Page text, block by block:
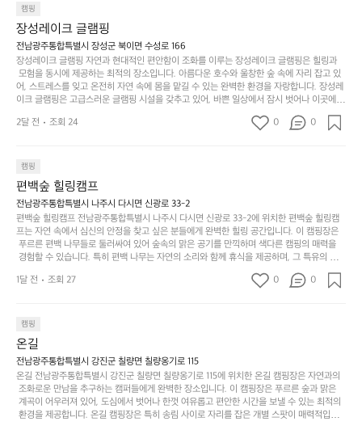
을
가
려
보
세
요.
튼
을
조
용
히
o
l
a
는
크
기,
무
게,
이
의
아
주
미
가
존
재
합
웃
도
어
의
경
럽
게
이
어
주
E
M
O
U
이
라
고
해
야
하
리
를
잡
았
는
하
고
경
치
으며 깊은 숙면을 취할 수 있는 기회를 제공합니다.  이곳은 자연과의 완벽한 조화를 이루며,
다채로운 야외 활동을 제공합니다. 특히 어린이들은 안전하게 놀 수 있는 놀이시설이 마련
되어 있어 부모님들과 함께 즐거운 시간을 보낼 수 있습니다. 주변의 다양한 관광지와 먹거
리를 탐험하는 재미도 포레스트 창평의 매력 중 하나입니다.  또한, 캠핑장을 방문한 후 지속
적으로 재방문하는 이들이 많아 인기가 날로 상승하고 있습니다. 포레스트 창평은 단순한 캠
핑 그 이상을 제공하며, 자연을 사랑하는 모든 이들에게 꼭 한번 경험해봐야 할 장소로 자리
잡았습니다.  인기 정도: ★★★★★
캠핑
장성레이크 글램핑
전남광주통합특별시 장성군 북이면 수성로 166
장성레이크 글램핑 자연과 현대적인 편안함이 조화를 이루는 장성레이크 글램핑은 힐링과
모험을 동시에 제공하는 최적의 장소입니다. 아름다운 호수와 울창한 숲 속에 자리 잡고 있
어, 스트레스를 잊고 온전히 자연 속에 몸을 맡길 수 있는 완벽한 환경을 자랑합니다. 장성레
이크 글램핑은 고급스러운 글램핑 시설을 갖추고 있어, 바쁜 일상에서 잠시 벗어나 이곳에
오면 사치스러운 휴식이 가능해집니다. 독립된 텐트에서 제공되는 특별한 불멍 공간은 소중
한 사람과 함께 따뜻한 이야기를 나눌 수 있는 소중한 시간을 만들어 줍니다. 또한, 주변의 자
을 창출하는 시간이 될 것입니다. 특히 식사를 좋아하는 분들에게는 매주 특별한 바비큐 파
티와 지역에서 나는 신선한 재료로 만든 다양한 요리를 제공하여 미각을 만족시켜 줍니다.
장성레이크 글램핑은 그 아름다운 경관과 최고 품질의 시설 덕분에 최근 몇 년 사이에 특히
주목받고 있는 캠핑장 중 하나입니다. 주말이면 방문객이 가득해 예약이 빠르게 차는 만큼
미리 일정을 계획하시는 것이 좋습니다. 나만의 프라이빗한 공간에서 가족 및 사랑하는 사
람들과 함께하세요. 당신의 대자연 속 힐링을 기다리는 장성레이크 글램핑은 언젠가 반드시
방문해봐야 할 명소로 자리매김하였습니다. 인기 정도: ★★★★★
2달 전 조회 24 0 0
캠핑
편백숲 힐링캠프
전남광주통합특별시 나주시 다시면 신광로 33-2
편백숲 힐링캠프 전남광주통합특별시 나주시 다시면 신광로 33-2에 위치한 편백숲 힐링캠
프는 자연 속에서 심신의 안정을 찾고 싶은 분들에게 완벽한 힐링 공간입니다. 이 캠핑장은
푸르른 편백 나무들로 둘러싸여 있어 숲속의 맑은 공기를 만끽하며 색다른 캠핑의 매력을
경험할 수 있습니다. 특히 편백 나무는 자연의 소리와 함께 휴식을 제공하며, 그 특유의 아로
마향이 심리적 안정감을 가져다줍니다. 이곳에서 아침 햇살을 맞으며 조용한 숲속에서의 커
피 한 잔은 그 어떤 도시의 카페에서 느끼기 힘든 특별함을 선사합니다. 편백숲 힐링캠프는
즐길 수 있는 기회도 많은데, 자전거를 타거나 숲속을 거닐며 다양한 생태계를 체험해보는
것도 일상의 스트레스를 잊게 해줍니다. 또한, 캠프파이어를 즐기며 별빛 아래서 시간을 보
내는 것은 일상에서 벗어나 새로운 여유를 찾는 방법입니다. 운영자는 항상 방문객의 편안함
과 안전을 최우선으로 생각하고 있으며, 깨끗하고 잘 관리된 시설을 자랑합니다. 가족들이
함께하는 모닥불 구이 파티나 친구들과의 캠핑 퀴즈도 놓칠 수 없는 재미가 됩니다. 자연과
의 조화 속에서 힐링할 수 있는 편백숲 힐링캠프는 현대인의 바쁜 일상에서 벗어나 소중한
시간을 가지고 싶은 분들에게 특히 추천드립니다. 지금 바로 나주로 떠나 여유로움과 행복
이 가득한 캠핑을 경험해보세요! 인기 정도: ★★★★☆
1달 전 조회 27 0 0
캠핑
온길
전남광주통합특별시 강진군 칠량면 칠량옹기로 115
온길 전남광주통합특별시 강진군 칠량면 칠량옹기로 115에 위치한 온길 캠핑장은 자연과의
조화로운 만남을 추구하는 캠퍼들에게 완벽한 장소입니다. 이 캠핑장은 푸르른 숲과 맑은
계곡이 어우러져 있어, 도심에서 벗어나 한껏 여유롭고 편안한 시간을 보낼 수 있는 최적의
환경을 제공합니다. 온길 캠핑장은 특히 송림 사이로 자리를 잡은 개별 스팟이 매력적입니